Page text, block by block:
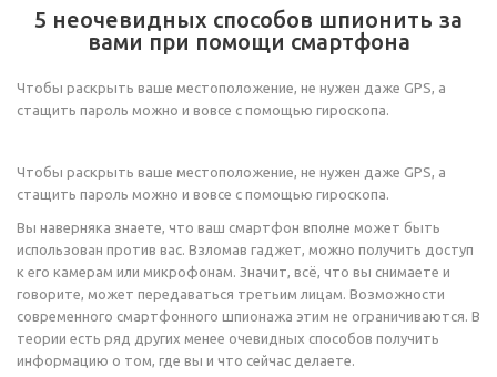
5 неочевидных способов шпионить за
вами при помощи смартфона
Чтобы раскрыть ваше местоположение, не нужен даже GPS, а
стащить пароль можно и вовсе c помощью гироскопа.
Чтобы раскрыть ваше местоположение, не нужен даже GPS, а
стащить пароль можно и вовсе c помощью гироскопа.
Вы наверняка знаете, что ваш смартфон вполне может быть
использован против вас. Взломав гаджет, можно получить доступ
к его камерам или микрофонам. Значит, всё, что вы снимаете и
говорите, может передаваться третьим лицам. Возможности
современного смартфонного шпионажа этим не ограничиваются. В
теории есть ряд других менее очевидных способов получить
информацию о том, где вы и что сейчас делаете.